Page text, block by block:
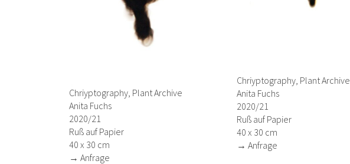
Chriyptography, Plant Archive
Anita Fuchs
2020/21
Ruß auf Papier
40 x 30 cm
→ Anfrage
Chriyptography, Plant Archive
Anita Fuchs
2020/21
Ruß auf Papier
40 x 30 cm
→ Anfrage